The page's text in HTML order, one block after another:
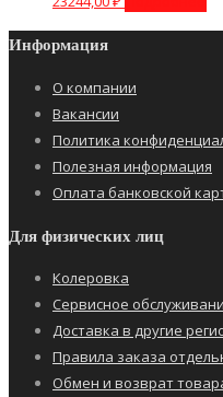
Информация
О компании
Вакансии
Политика
Полезная информация
Оплата банковской
Для физических лиц
Колеровка
Сервисное
Доставка в другие
Правила заказа
Обмен и возврат